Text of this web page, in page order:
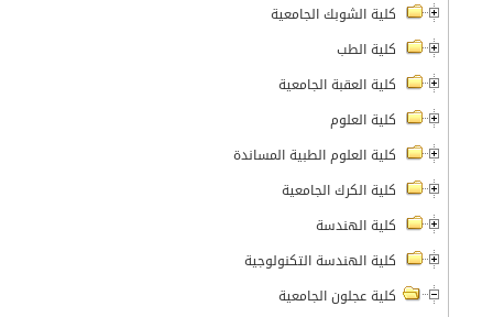
كلية الشوبك الجامعية
كلية الطب
كلية العقبة الجامعية
كلية العلوم
كلية العلوم الطبية المساندة
كلية الكرك الجامعية
كلية الهندسة
كلية الهندسة التكنولوجية
كلية عجلون الجامعية